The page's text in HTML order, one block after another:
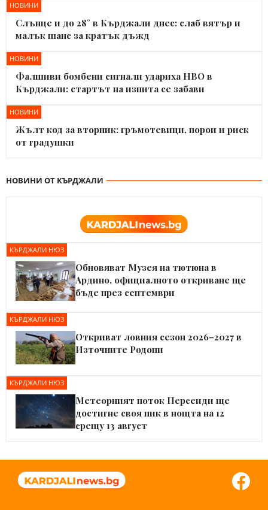
НОВИНИ
Слънце и до 28° в Кърджали днес: слаб вятър и
малък шанс за кратък дъжд
НОВИНИ
Фалшиви бомбени сигнали удариха НВО в
Кърджали: стартът на изпита се забави
НОВИНИ
Жълт код за вторник: гръмотевици, порои и риск
от градушки
НОВИНИ ОТ КЪРДЖАЛИ
КЪРДЖАЛИ НЮЗ
Обновяват Музея на тютюна в
Ардино, официалното откриване ще
бъде през септември
КЪРДЖАЛИ НЮЗ
Откриват ловния сезон 2026–2027 в
Източните Родопи
КЪРДЖАЛИ НЮЗ
Метеорният поток Персеиди ще
достигне своя пик в нощта на 12
срещу 13 август